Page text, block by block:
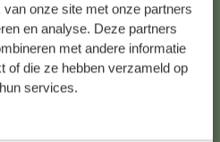
onze site met onze partners
en analyse. Deze partners
met andere informatie
of die ze hebben verzameld op
services.
und Hilfe brauchen, wenden
Oder lesen Sie hier
Fragen